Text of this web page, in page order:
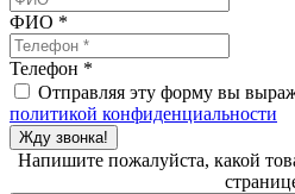
ФИО *
Телефон *
Отправляя эту форму вы
политикой конфиденциальности
Жду звонка!
Напишите пожалуйста, какой